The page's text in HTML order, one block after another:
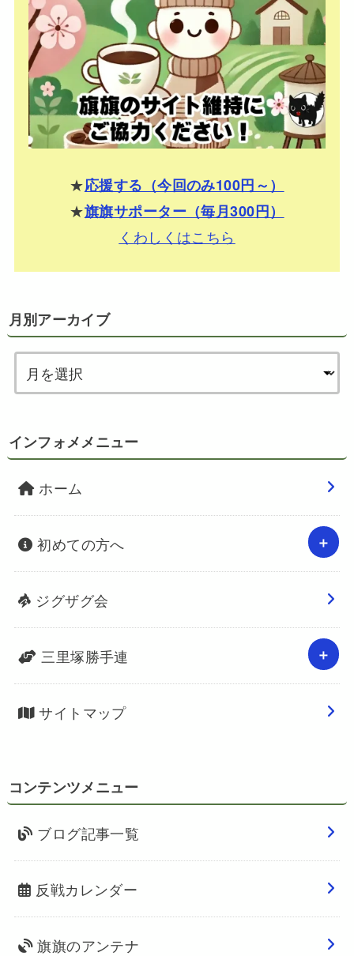
★応援する（今回のみ100円～）
★旗旗サポーター（毎月300円）
くわしくはこちら
月別アーカイブ
インフォメメニュー
ホーム
初めての方へ
ジグザグ会
三里塚勝手連
サイトマップ
コンテンツメニュー
ブログ記事一覧
反戦カレンダー
旗旗のアンテナ